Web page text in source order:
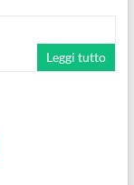
Leggi tutto